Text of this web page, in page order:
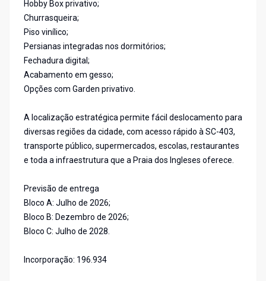
Hobby Box privativo;
Churrasqueira;
Piso vinílico;
Persianas integradas nos dormitórios;
Fechadura digital;
Acabamento em gesso;
Opções com Garden privativo.
A localização estratégica permite fácil deslocamento para
diversas regiões da cidade, com acesso rápido à SC-403,
transporte público, supermercados, escolas, restaurantes
e toda a infraestrutura que a Praia dos Ingleses oferece.
Previsão de entrega
Bloco A: Julho de 2026;
Bloco B: Dezembro de 2026;
Bloco C: Julho de 2028.
Incorporação: 196.934